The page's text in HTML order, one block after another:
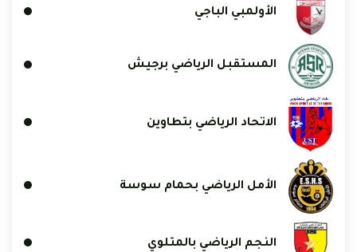
الأولمبي الباجي
المستقبل الرياضي برجيش
الاتحاد الرياضي بتطاوين
الأمل الرياضي بحمام سوسة
النجم الرياضي بالمتلوي